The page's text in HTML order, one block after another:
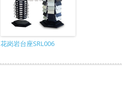
花岗岩台座SRL006